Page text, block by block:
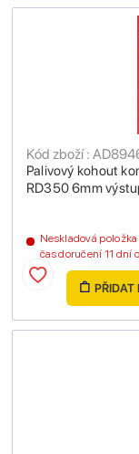
Palivový kohout
RD350 6mm
Kód zboží :
Neskladová
čas doručení 11 dní
PŘIDAT